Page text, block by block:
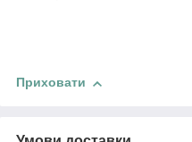
Приховати